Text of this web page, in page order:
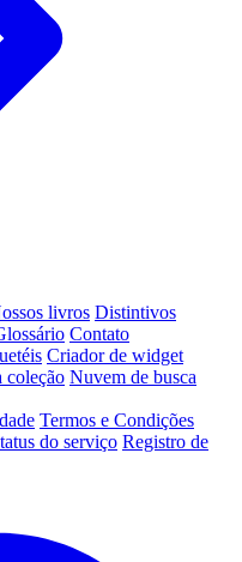
livros Distintivos
Contato
Criador de widget
coleção Nuvem de busca
Termos e Condições
do serviço Registro de